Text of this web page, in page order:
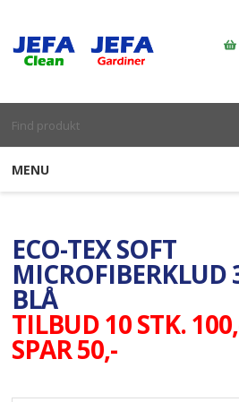
MENU
ENGANGSARTIKLER
BOLIGINDRETNING
GARDINER
ECO-TEX SOFT
MICROFIBERKLUD
BLÅ
TILBUD 10 STK.
SPAR 50,-